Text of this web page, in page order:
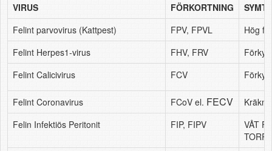
VIRUS
FÖRKORTNING
Felint parvovirus (Kattpest)
FPV, FPVL
Hög
Felint Herpes1-virus
FHV, FRV
Felint Calicivirus
FCV
Felint Coronavirus FCoV el. FECV
Felin Infektiös Peritonit
FIP, FIPV
VÅT
TORR